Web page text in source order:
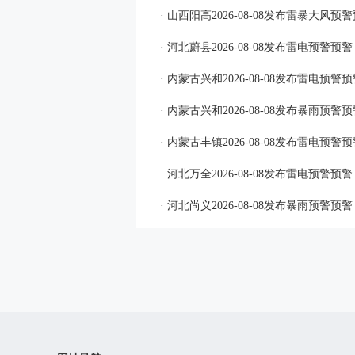
· 山西阳高2026-08-08发布雷暴大风预
· 河北蔚县2026-08-08发布雷电预警预警
· 内蒙古兴和2026-08-08发布雷电预警预
· 内蒙古兴和2026-08-08发布暴雨预警预
· 内蒙古丰镇2026-08-08发布雷电预警预
· 河北万全2026-08-08发布雷电预警预警
· 河北尚义2026-08-08发布暴雨预警预警